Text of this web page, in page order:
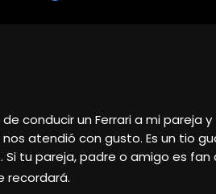
atendió Cristián y la verdad
a ponerme en contacto con